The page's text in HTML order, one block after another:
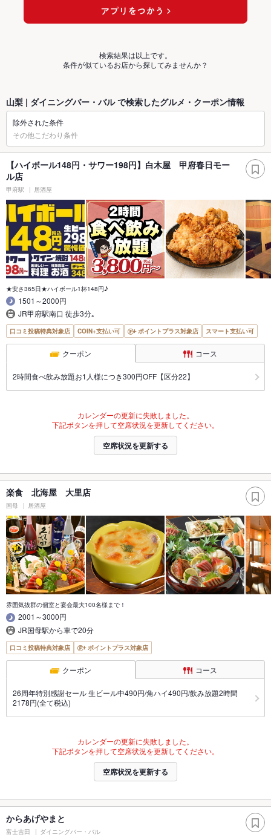
検索結果は以上です。
条件が似ているお店から探してみませんか？
山梨 | ダイニングバー・バル で検索したグルメ・クーポン情報
除外された条件
その他こだわり条件
【ハイボール148円・サワー198円】白木屋 甲府春日モー
ル店
甲府駅 居酒屋
★安さ365日★ハイボール1杯148円♪
1501～2000円
JR甲府駅南口 徒歩3分｡
口コミ投稿特典対象店 COIN+支払い可 ポイントプラス対象店 スマート支払い可
クーポン コース
2時間食べ飲み放題お1人様につき300円OFF【区分22】
カレンダーの更新に失敗しました。
下記ボタンを押して空席状況を更新してください。
空席状況を更新する
楽食 北海屋 大里店
国母 居酒屋
雰囲気抜群の個室と宴会最大100名様まで！
2001～3000円
JR国母駅から車で20分
口コミ投稿特典対象店 ポイントプラス対象店
クーポン コース
26周年特別感謝セール 生ビール中490円/角ハイ490円/飲み放題2時間
2178円(全て税込)
カレンダーの更新に失敗しました。
下記ボタンを押して空席状況を更新してください。
空席状況を更新する
からあげやまと
富士吉田 ダイニングバー・バル